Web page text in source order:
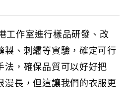
工作室進行樣品研發、改
製、刺繡等實驗，確定可行
法，確保品質可以好好把
漫長，但這讓我們的衣服更